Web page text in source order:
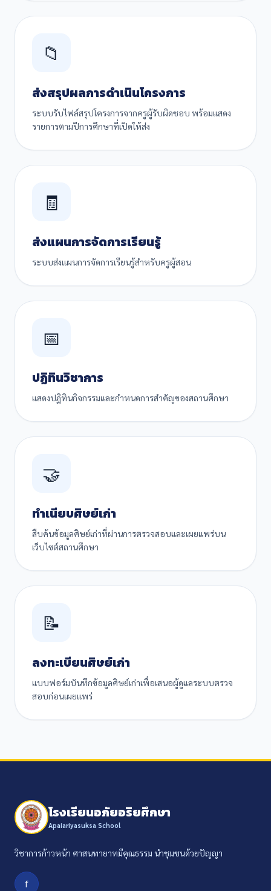
📁
ส่งสรุปผลการดำเนินโครงการ
ระบบรับไฟล์สรุปโครงการจากครูผู้รับผิดชอบ พร้อมแสดง
รายการตามปีการศึกษาที่เปิดให้ส่ง
🧾
ส่งแผนการจัดการเรียนรู้
ระบบส่งแผนการจัดการเรียนรู้สำหรับครูผู้สอน
📅
ปฏิทินวิชาการ
แสดงปฏิทินกิจกรรมและกำหนดการสำคัญของสถานศึกษา
🤝
ทำเนียบศิษย์เก่า
สืบค้นข้อมูลศิษย์เก่าที่ผ่านการตรวจสอบและเผยแพร่บน
เว็บไซต์สถานศึกษา
📝
ลงทะเบียนศิษย์เก่า
แบบฟอร์มบันทึกข้อมูลศิษย์เก่าเพื่อเสนอผู้ดูแลระบบตรวจ
สอบก่อนเผยแพร่
โรงเรียนอภัยอริยศึกษา
Apaiariyasuksa School
วิชาการก้าวหน้า ศาสนทายาทมีคุณธรรม นำชุมชนด้วยปัญญา
f